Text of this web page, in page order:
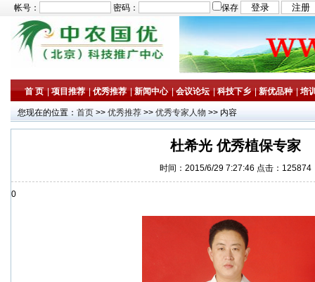
帐号： 密码： 保存
首 页 |项目推荐 |优秀推荐 |新闻中心 |会议论坛 |科技下乡 |新优品种 |培
您现在的位置： 首页 >> 优秀推荐 >> 优秀专家人物 >> 内容
杜希光 优秀植保专家
时间：2015/6/29 7:27:46 点击：125874
0